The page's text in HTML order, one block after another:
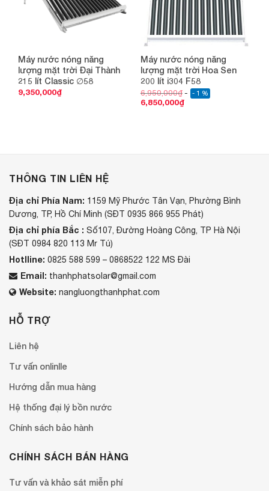
Máy nước nóng năng
lượng mặt trời Đại Thành
215 lít Classic ∅58
9,350,000₫
Máy nước nóng năng
lượng mặt trời Hoa Sen
200 lít i304 F58
6,950,000₫ - 1 %
6,850,000₫
THÔNG TIN LIÊN HỆ
Địa chỉ Phía Nam: 1159 Mỹ Phước Tân Vạn, Phường Bình
Dương, TP, Hồ Chí Minh (SĐT 0935 866 955 Phát)
Địa chỉ phía Bắc : Số107, Đường Hoàng Công, TP Hà Nội
(SĐT 0984 820 113 Mr Tú)
Hotlline: 0825 588 599 – 0868522 122 MS Đài
Email: thanhphatsolar@gmail.com
Website: nangluongthanhphat.com
HỖ TRỢ
Liên hệ
Tư vấn onlinlle
Hướng dẫn mua hàng
Hệ thống đại lý bồn nước
Chính sách bảo hành
CHÍNH SÁCH BÁN HÀNG
Tư vấn và khảo sát miễn phí